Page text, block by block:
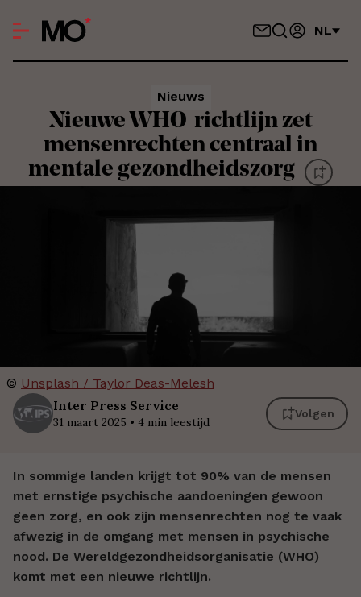
NL
Nieuws
Nieuwe WHO-richtlijn zet
mensenrechten centraal in
mentale gezondheidszorg
© Unsplash / Taylor Deas-Melesh
Inter Press Service
31 maart 2025 • 4 min leestijd
Volgen
In sommige landen krijgt tot 90% van de mensen
met ernstige psychische aandoeningen gewoon
geen zorg, en ook zijn mensenrechten nog te vaak
afwezig in de omgang met mensen in psychische
nood. De Wereldgezondheidsorganisatie (WHO)
komt met een nieuwe richtlijn.